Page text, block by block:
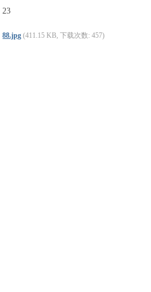
23
88.jpg (411.15 KB, 下载次数: 457)